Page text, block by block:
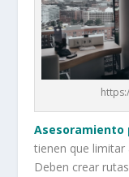
Asesoramiento
tienen que
Deben crear